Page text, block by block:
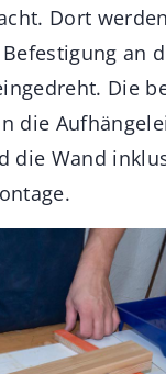
Dort
an
Die
die
die Wand